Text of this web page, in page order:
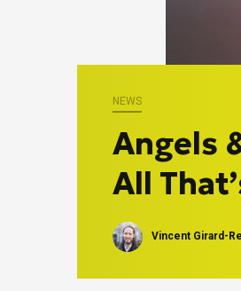
NEWS
Angels
All
Vincent Girard-